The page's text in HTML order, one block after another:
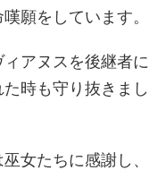
願をしています。
アヌスを後継者に
時も守り抜きまし
女たちに感謝し、